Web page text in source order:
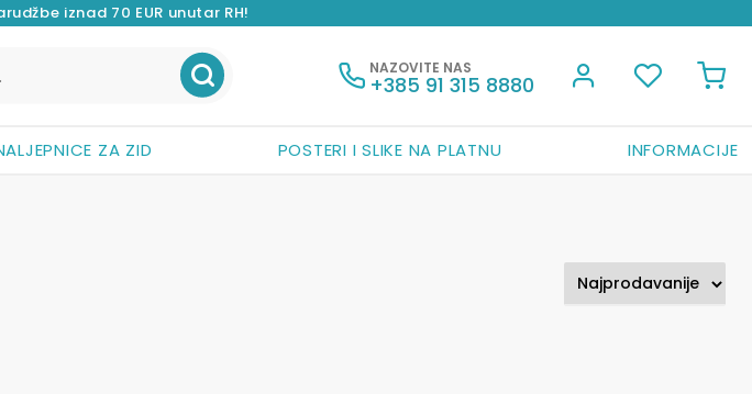
iznad 70 EUR unutar RH!
ZA ZID POSTERI I SLIKE NA PLATNU INFORMACIJE
NAZOVITE NAS
+385 91 315 8880